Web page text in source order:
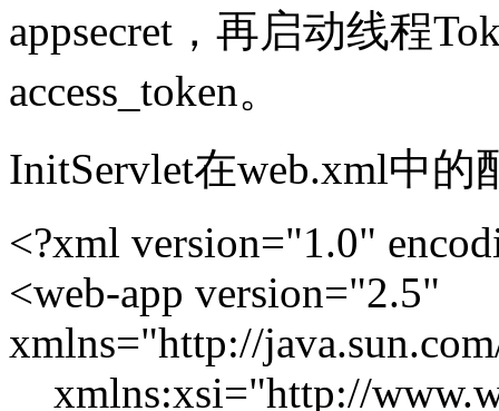
appsecret，再启动线程
access_token。
InitServlet在web.xml中的
<?xml version="1.0"
<web-app version="2.5"
xmlns="http://
xmlns:xsi="http://